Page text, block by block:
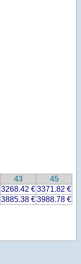
43
45
3268.42 €3371.82 €
3885.38 €3988.78 €